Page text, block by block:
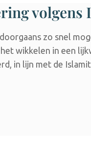
zo snel
wikkelen in een
in lijn met de